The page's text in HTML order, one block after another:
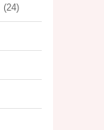
(24)